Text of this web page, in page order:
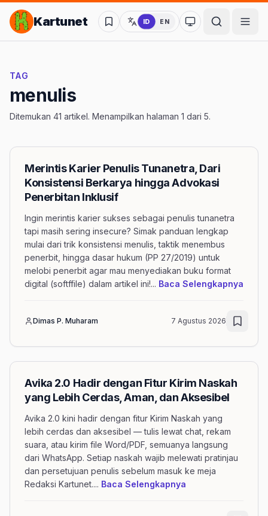
Lompat ke Konten Utama
Kartunet ID EN
Ubah ke mode
TAG
menulis
Ditemukan 41 artikel. Menampilkan halaman 1 dari 5.
Merintis Karier Penulis Tunanetra, Dari
Konsistensi Berkarya hingga Advokasi
Penerbitan Inklusif
Ingin merintis karier sukses sebagai penulis tunanetra
tapi masih sering insecure? Simak panduan lengkap
mulai dari trik konsistensi menulis, taktik menembus
penerbit, hingga dasar hukum (PP 27/2019) untuk
melobi penerbit agar mau menyediakan buku format
digital (softffile) dalam artikel ini!... Baca Selengkapnya
Dimas P. Muharam 7 Agustus 2026
Avika 2.0 Hadir dengan Fitur Kirim Naskah
yang Lebih Cerdas, Aman, dan Aksesibel
Avika 2.0 kini hadir dengan fitur Kirim Naskah yang
lebih cerdas dan aksesibel — tulis lewat chat, rekam
suara, atau kirim file Word/PDF, semuanya langsung
dari WhatsApp. Setiap naskah wajib melewati pratinjau
dan persetujuan penulis sebelum masuk ke meja
Redaksi Kartunet.... Baca Selengkapnya